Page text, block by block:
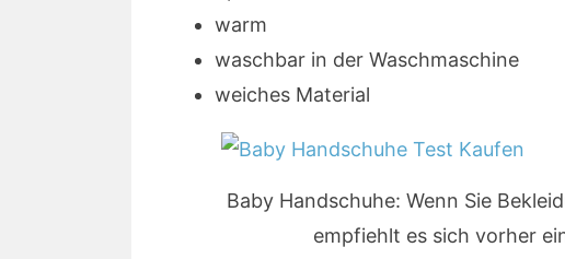
warm
waschbar in der Waschmaschine
weiches Material
Baby Handschuhe: Wenn Sie
empfiehlt es sich vorher